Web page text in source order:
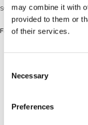
may combine it with
provided to them or
of their services.
Selection
Necessary
Preferences
Sweatshirt aus
Farbe: Cream